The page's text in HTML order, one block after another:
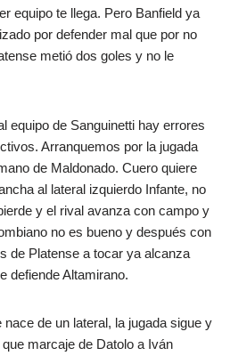
equipo te llega. Pero Banfield ya
por defender mal que por no
metió dos goles y no le
equipo de Sanguinetti hay errores
Arranquemos por la jugada
de Maldonado. Cuero quiere
al lateral izquierdo Infante, no
y el rival avanza con campo y
no es bueno y después con
de Platense a tocar ya alcanza
defiende Altamirano.
de un lateral, la jugada sigue y
marcaje de Datolo a Iván